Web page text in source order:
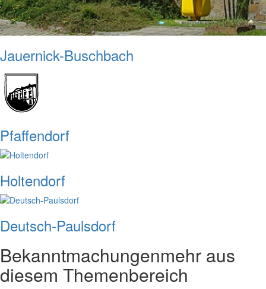
Jauernick-Buschbach
Pfaffendorf
Holtendorf
Deutsch-Paulsdorf
Bekanntmachungenmehr aus
diesem Themenbereich